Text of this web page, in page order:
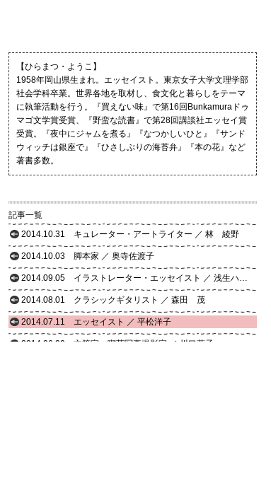
【ひらまつ・ようこ】
1958年岡山県生まれ。エッセイスト。東京女子大学文理学部
社会学科卒業。世界各地を取材し、食文化と暮らしをテーマ
に執筆活動を行う。『買えない味』で第16回Bunkamuraドゥ
マゴ文学賞受賞、『野蛮な読書』で第28回講談社エッセイ賞
受賞。『夜中にジャムを煮る』『なつかしいひと』『サンド
ウィッチは銀座で』『ひさしぶりの海苔弁』『本の花』など
著書多数。
記事一覧
2014.10.31
キュレーター・アートライター ／ 林 綾野
2014.10.03 脚本家 ／ 奥寺佐渡子
2014.09.05 イラストレーター・エッセイスト ／ 浅生ハルミン
2014.08.01 クラシックギタリスト ／ 森田 茂
2014.07.11 エッセイスト ／ 平松洋子
2014.06.20 文筆家・喫茶写真撮影家 ／ 川口葉子